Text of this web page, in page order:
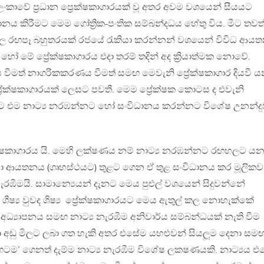
ප්‍රධාන ප්‍රෙක්ෂකාගාරයක් වූ අතර අවම වශයෙන් සීයයට
කිරීමට මෙම ගෝත්‍රික-පංතික සම්බන්දධය හේතු විය. මීට
රඟපෑ බහුතරයක් රජයේ රැකියා කරන්නන් වශයෙන් විවිධ
ප්‍රේක‍්ෂකාගාරය එදා තරම් තදින් අද ක්‍රියාත්මක නොවේ.
නාගරිකකරණය වීමත් සමඟ මෙවැනි ප්‍රේක්ෂකාගාර දියවී
ලෙසට පවතී. මෙම ප්‍රේක‍්ෂක කොටස ද එවැනි
නාට්‍ය නරඹන්නට හෝ සංවිධානය කරන්නට විශේෂ
යි. මෙහි ලක‍්ෂණය නම් නාට්‍ය නරඹන්නට රඟහලට
ආයතනය (ගෘහස්ථයට) තුළට ගෙන ඒ තුළ සංවිධානය කර
සාමාන්‍යෙයන් දැනට මෙය පුළුල් වශයෙන් සිදුවන්නේ
වුවද ශිෂ්‍ය ‍ ප්‍රේක‍්ෂකාගාරයට මෙය ඇතුල් කල නොහැක්කේ
සමඟ නාට්‍ය නැරඹීම අනිවාර්ය සම්බන්ධයක් නැති වීම
අඩු මිලට ලබා ගත හැකි අතර එසේම යහළුවන් සියලූම දෙනා
ගෙනත් දැම්ම නාට්‍ය නැරඹීම විශේෂ ලක‍ෂණයකි. නාට්‍යය